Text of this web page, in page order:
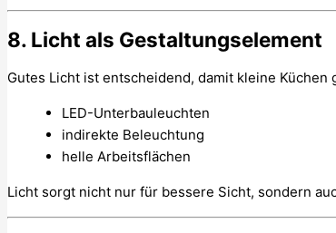
8. Licht als Gestaltungselement
Gutes Licht ist entscheidend, damit kleine Küchen
LED-Unterbauleuchten
indirekte Beleuchtung
helle Arbeitsflächen
Licht sorgt nicht nur für bessere Sicht, sondern